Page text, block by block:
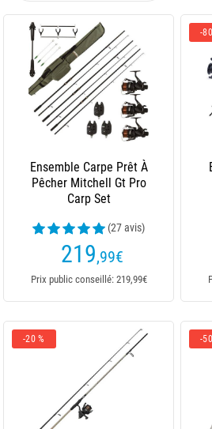
Ensemble Carpe Prêt À
Pêcher Mitchell Gt Pro
Carp Set
(27 avis)
219,99€
Prix public conseillé: 219,99€
-
-20 % -